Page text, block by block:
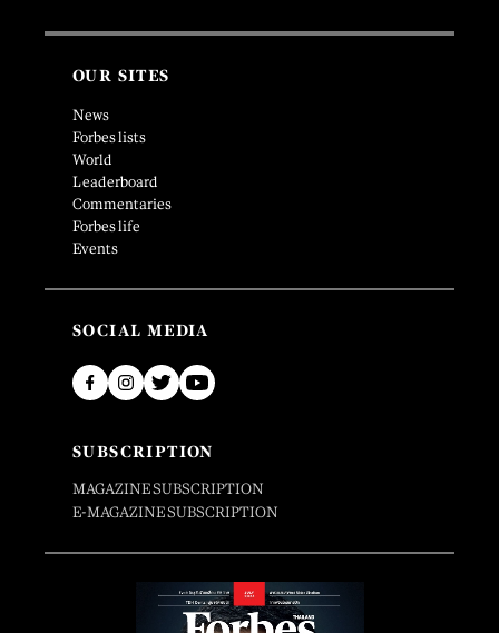
OUR SITES
News
Forbes lists
World
Leaderboard
Commentaries
Forbes life
Events
SOCIAL MEDIA
SUBSCRIPTION
MAGAZINE SUBSCRIPTION
E-MAGAZINE SUBSCRIPTION